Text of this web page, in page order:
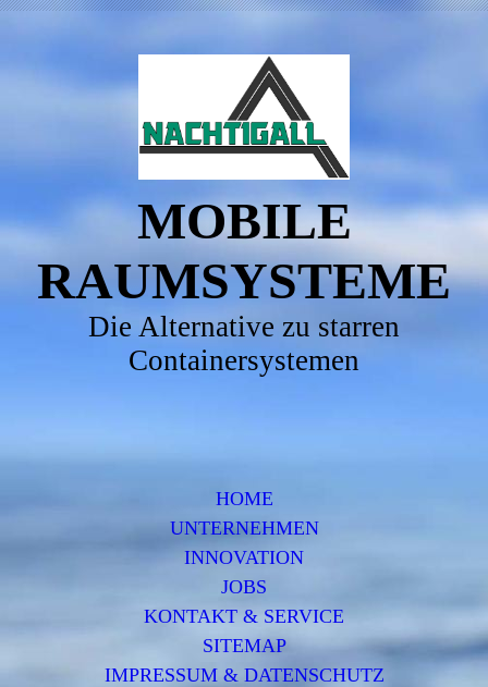
MOBILE
RAUMSYSTEME
Die Alternative zu starren
Containersystemen
HOME
UNTERNEHMEN
INNOVATION
JOBS
KONTAKT & SERVICE
SITEMAP
IMPRESSUM & DATENSCHUTZ